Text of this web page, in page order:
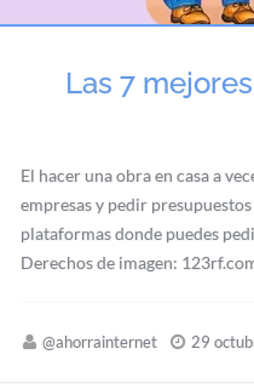
Las 7
El hacer una obra en casa a
empresas y pedir
plataformas donde puedes
Derechos de imagen:
@ahorrainternet 29